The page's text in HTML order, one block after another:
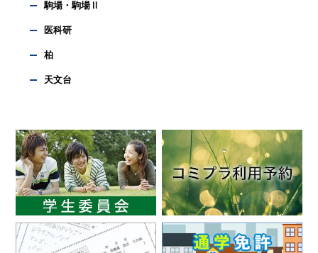
駒場・駒場Ⅱ
医科研
柏
天文台